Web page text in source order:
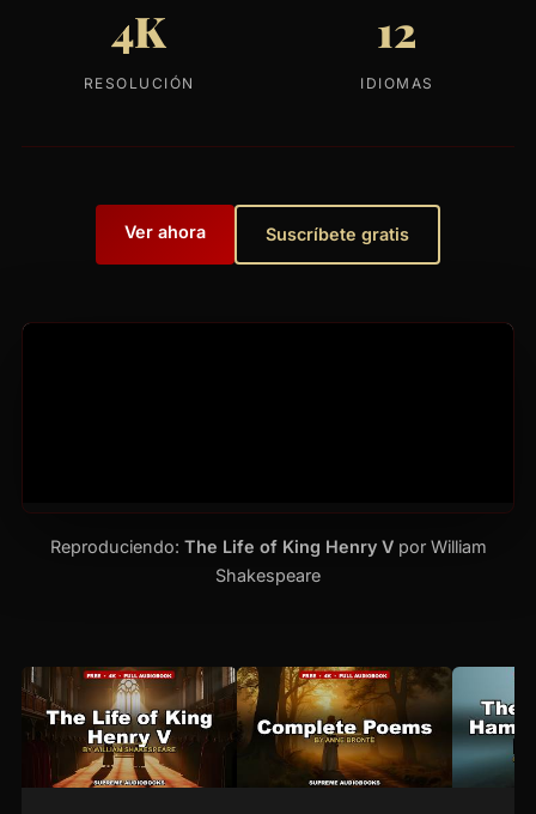
4K
RESOLUCIÓN
12
IDIOMAS
Ver ahora Suscríbete gratis
Reproduciendo: The Life of King Henry Vpor William
Shakespeare